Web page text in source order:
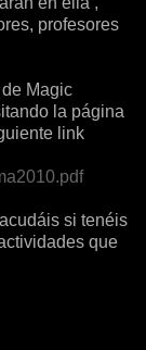
profesores
Magic
la página
link
si tenéis
que